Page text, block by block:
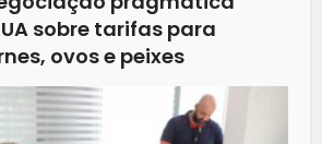
sobre tarifas para
ovos e peixes